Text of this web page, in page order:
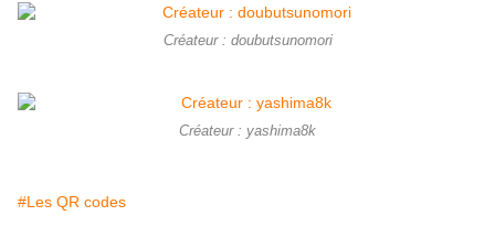
Créateur : doubutsunomori
Créateur : yashima8k
#Les QR codes